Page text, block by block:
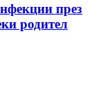
през
родител